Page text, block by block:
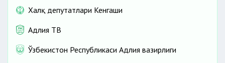
Халқ депутатлари Кенгаши
Адлия ТВ
Ўзбекистон Республикаси Адлия вазирлиги